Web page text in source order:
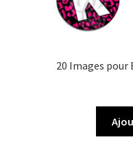
20 Images pour